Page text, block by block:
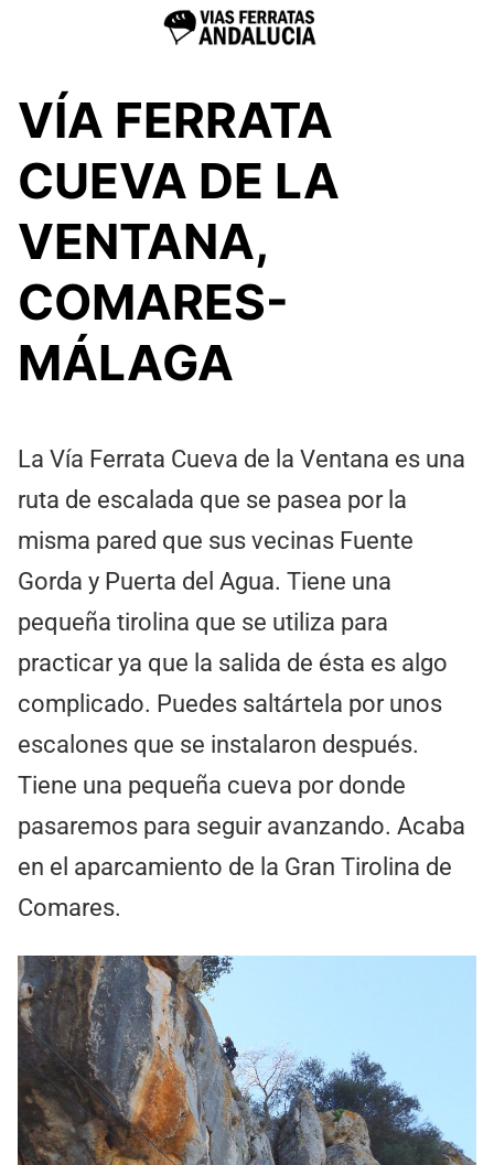
VÍA FERRATA
CUEVA DE LA
VENTANA,
COMARES-
MÁLAGA
La Vía Ferrata Cueva de la Ventana es una
ruta de escalada que se pasea por la
misma pared que sus vecinas Fuente
Gorda y Puerta del Agua. Tiene una
pequeña tirolina que se utiliza para
practicar ya que la salida de ésta es algo
complicado. Puedes saltártela por unos
escalones que se instalaron después.
Tiene una pequeña cueva por donde
pasaremos para seguir avanzando. Acaba
en el aparcamiento de la Gran Tirolina de
Comares.